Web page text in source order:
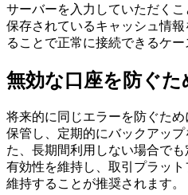
サーバーを入力していただく
保存されているキャッシュ情
ることで正常に接続できるケー
無効な口座を防ぐた
将来的に同じエラーを防ぐた
保管し、定期的にバックアッ
た、長期間利用しない場合で
有効性を維持し、取引プラッ
維持することが推奨されます。